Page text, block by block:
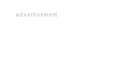
advertisement